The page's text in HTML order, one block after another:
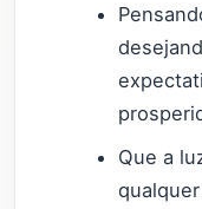
Que a